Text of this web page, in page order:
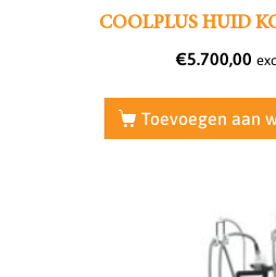
COOLPLUS HUID
€5.700,00
Toevoegen aan